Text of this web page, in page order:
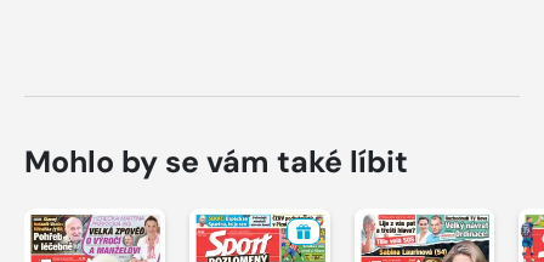
Mohlo by se vám také líbit